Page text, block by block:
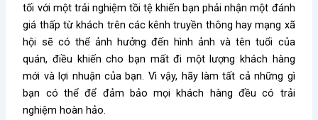
tối với một trải nghiệm tồi tệ khiến bạn phải nhận một đánh
giá thấp từ khách trên các kênh truyền thông hay mạng xã
hội sẽ có thể ảnh hưởng đến hình ảnh và tên tuổi của
quán, điều khiến cho bạn mất đi một lượng khách hàng
mới và lợi nhuận của bạn. Vì vậy, hãy làm tất cả những gì
bạn có thể để đảm bảo mọi khách hàng đều có trải
nghiệm hoàn hảo.